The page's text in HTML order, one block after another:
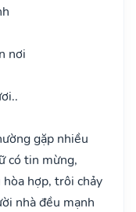
nơi
gặp nhiều
có tin mừng,
hợp, trôi chảy
nhà đều mạnh